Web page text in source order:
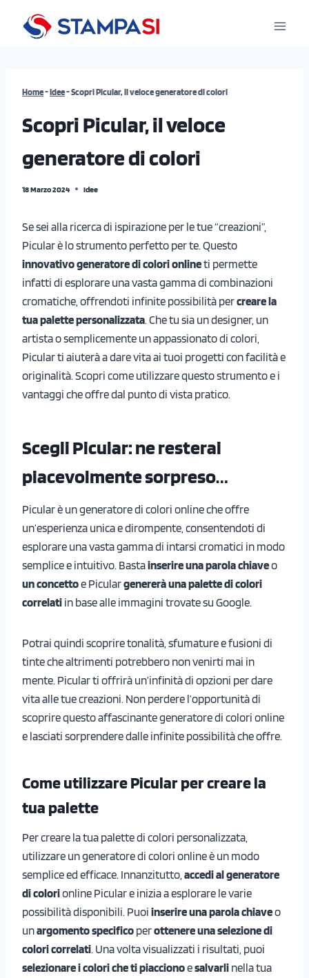
Home-Idee-Scopri Picular, il veloce generatore di colori
Scopri Picular, il veloce
generatore di colori
18 Marzo 2024 Idee
Se sei alla ricerca di ispirazione per le tue “creazioni”,
Picular è lo strumento perfetto per te. Questo
innovativo generatore di colori onlineti permette
infatti di esplorare una vasta gamma di combinazioni
cromatiche, offrendoti infinite possibilità percreare la
tua palette personalizzata. Che tu sia un designer, un
artista o semplicemente un appassionato di colori,
Picular ti aiuterà a dare vita ai tuoi progetti con facilità e
originalità. Scopri come utilizzare questo strumento e i
vantaggi che offre dal punto di vista pratico.
Scegli Picular: ne resterai
piacevolmente sorpreso…
Picular è un generatore di colori online che offre
un’esperienza unica e dirompente, consentendoti di
esplorare una vasta gamma di intarsi cromatici in modo
semplice e intuitivo. Bastainserire una parola chiaveo
un concettoe Piculargenererà unapalette di colori
correlati in base alle immagini trovate su Google.
Potrai quindi scoprire tonalità, sfumature e fusioni di
tinte che altrimenti potrebbero non venirti mai in
mente. Picular ti offrirà un’infinità di opzioni per dare
vita alle tue creazioni. Non perdere l’opportunità di
scoprire questo affascinante generatore di colori online
e lasciati sorprendere dalle infinite possibilità che offre.
Come utilizzare Picular per creare la
tua palette
Per creare la tua palette di colori personalizzata,
utilizzare un generatore di colori online è un modo
semplice ed efficace. Innanzitutto, accedi al generatore
di colorionline Picular e inizia a esplorare le varie
possibilità disponibili. Puoi inserire una parola chiaveo
unargomento specifico perottenere una selezione di
colori correlati. Una volta visualizzati i risultati, puoi
selezionare i colori che ti piaccionoesalvarli nella tua